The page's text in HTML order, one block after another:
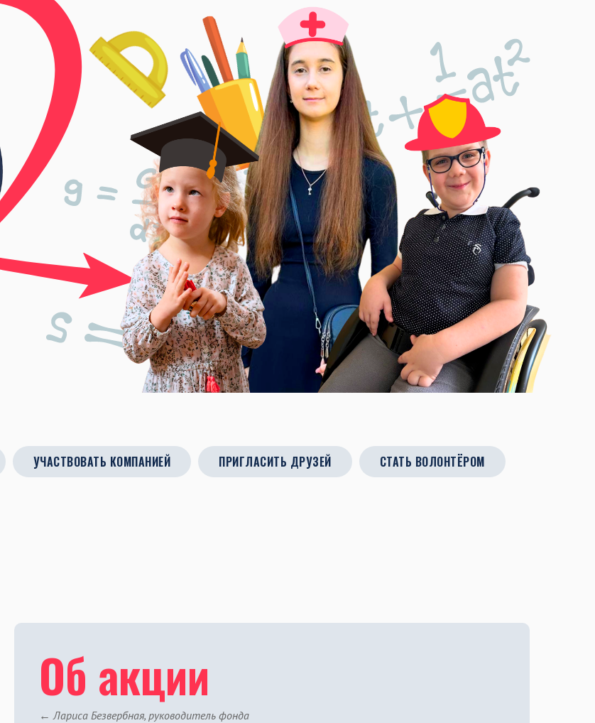
УЧАСТВОВАТЬ КОМПАНИЕЙ ПРИГЛАСИТЬ ДРУЗЕЙ СТАТЬ ВОЛОНТЁРОМ
Об акции
← Лариса Безвербная, руководитель фонда